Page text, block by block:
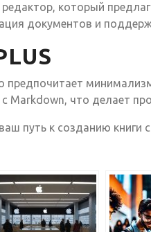
который
документов и
предпочитает
Markdown, что делает
путь к созданию книги